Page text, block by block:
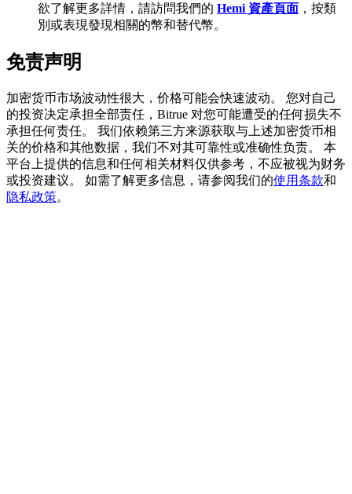
瓜分 500000 CASHCAT 獎池
BitMart 用戶遷移專享
註冊&交易贏 500,000 USDT
貴金屬財富季 · 交易巔峰賽
欲了解更多詳情，請訪問我們的 Hemi 資產頁面 ，按類
別或表現發現相關的幣和替代幣。
免责声明
加密货币市场波动性很大，价格可能会快速波动。 您对自己
的投资决定承担全部责任，Bitrue 对您可能遭受的任何损失不
承担任何责任。 我们依赖第三方来源获取与上述加密货币相
关的价格和其他数据，我们不对其可靠性或准确性负责。 本
平台上提供的信息和任何相关材料仅供参考，不应被视为财务
或投资建议。 如需了解更多信息，请参阅我们的使用条款和
隐私政策。